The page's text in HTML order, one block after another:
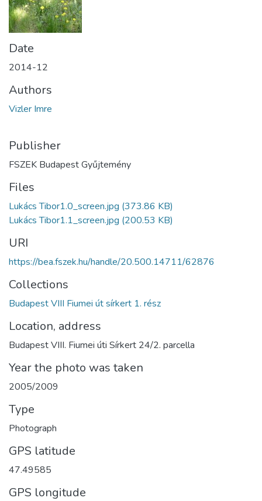
Date
2014-12
Authors
Vizler Imre
Publisher
FSZEK Budapest Gyűjtemény
Files
Lukács Tibor1.0_screen.jpg (373.86 KB)
Lukács Tibor1.1_screen.jpg (200.53 KB)
URI
https://bea.fszek.hu/handle/20.500.14711/62876
Collections
Budapest VIII Fiumei út sírkert 1. rész
Location, address
Budapest VIII. Fiumei úti Sírkert 24/2. parcella
Year the photo was taken
2005/2009
Type
Photograph
GPS latitude
47.49585
GPS longitude